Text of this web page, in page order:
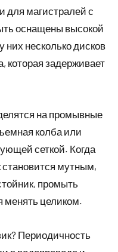
для магистралей с
оснащены высокой
них несколько дисков
которая задерживает
на промывные
колба или
сеткой. Когда
становится мутным,
промыть
менять целиком.
Периодичность